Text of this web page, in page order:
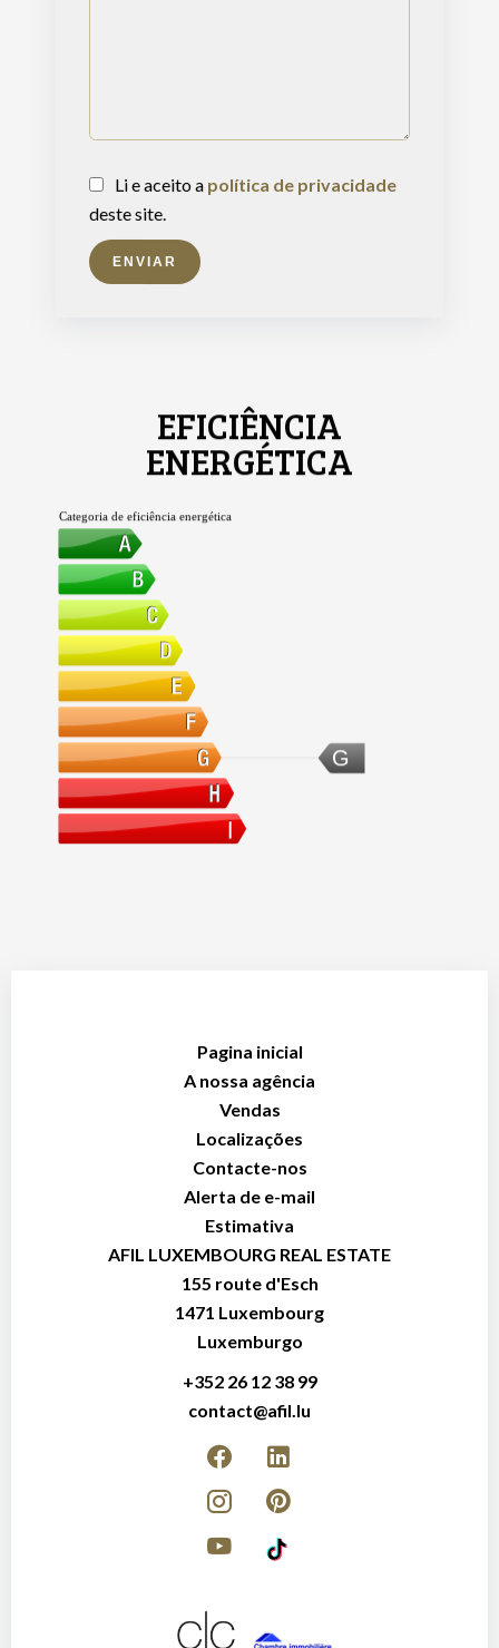
Li e aceito a política de privacidade
deste site.
ENVIAR
EFICIÊNCIA
ENERGÉTICA
G
Categoria de eficiência energética
Pagina inicial
A nossa agência
Vendas
Localizações
Contacte-nos
Alerta de e-mail
Estimativa
AFIL LUXEMBOURG REAL ESTATE
155 route d'Esch
1471 Luxembourg
Luxemburgo
+352 26 12 38 99
contact@afil.lu